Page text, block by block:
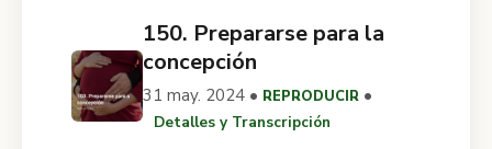
150. Prepararse para la
concepción
31 may. 2024 • REPRODUCIR •
Detalles y Transcripción